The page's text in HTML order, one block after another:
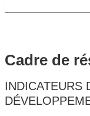
Cadre de
INDICATEURS